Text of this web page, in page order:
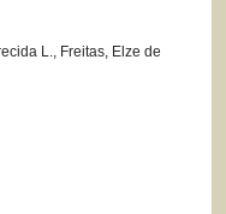
L., Freitas, Elze de